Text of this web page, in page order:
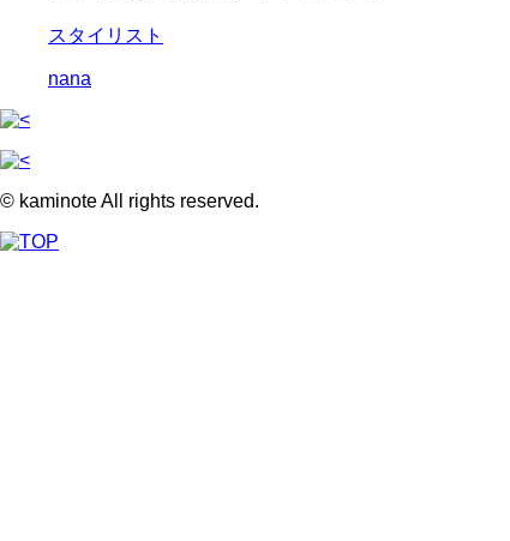
スタイリスト
nana
© kaminote All rights reserved.